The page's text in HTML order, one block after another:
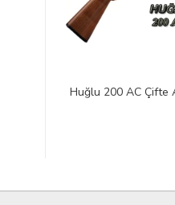
Kral Arms Kinematix